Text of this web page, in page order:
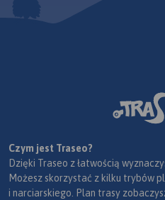
Czym jest Traseo?
Dzięki Traseo z łatwością
Możesz skorzystać z kilku trybów
i narciarskiego. Plan trasy